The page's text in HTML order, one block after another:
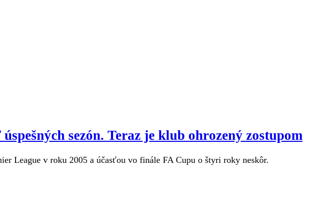
sezón. Teraz je klub ohrozený zostupom
League v roku 2005 a účasťou vo finále FA Cupu o štyri roky neskôr.